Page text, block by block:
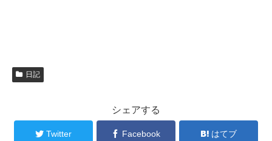
日記
シェアする
Twitter Facebook はてブ